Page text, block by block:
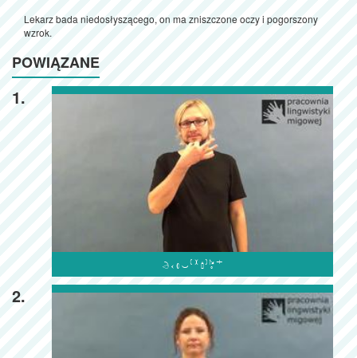
Lekarz bada niedosłyszącego, on ma zniszczone oczy i pogorszony
wzrok.
POWIĄZANE
1.

2.